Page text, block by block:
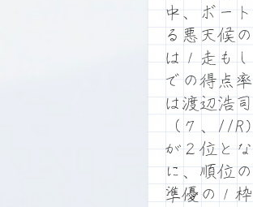
中、ボー
る悪天候
は１走も
での得点
は渡辺浩
（７、
が２位と
に、順位
準優の１